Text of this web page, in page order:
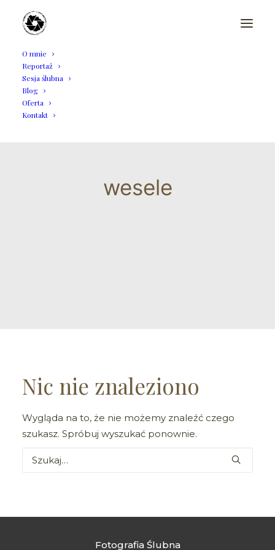
O mnie
Reportaż
Sesja ślubna
Blog
Oferta
Kontakt
wesele
Nic nie znaleziono
Wygląda na to, że nie możemy znaleźć czego
szukasz. Spróbuj wyszukać ponownie.
Fotografia Ślubna